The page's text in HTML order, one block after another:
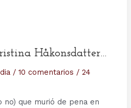
Håkonsdatter…
/ 10 comentarios / 24
no) que murió de pena en